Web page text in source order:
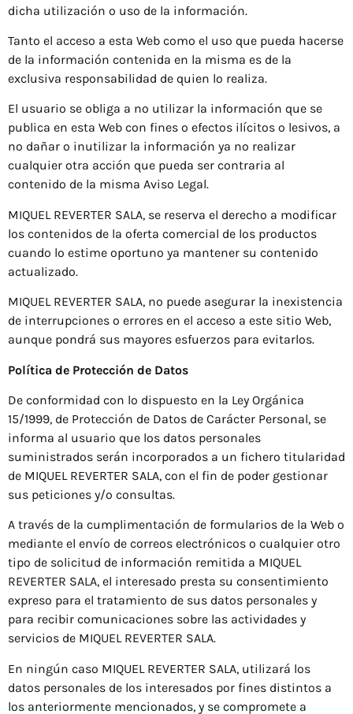
dicha utilización o uso de la información.
Tanto el acceso a esta Web como el uso que pueda hacerse
de la información contenida en la misma es de la
exclusiva responsabilidad de quien lo realiza.
El usuario se obliga a no utilizar la información que se
publica en esta Web con fines o efectos ilícitos o lesivos, a
no dañar o inutilizar la información ya no realizar
cualquier otra acción que pueda ser contraria al
contenido de la misma Aviso Legal.
MIQUEL REVERTER SALA, se reserva el derecho a modificar
los contenidos de la oferta comercial de los productos
cuando lo estime oportuno ya mantener su contenido
actualizado.
MIQUEL REVERTER SALA, no puede asegurar la inexistencia
de interrupciones o errores en el acceso a este sitio Web,
aunque pondrá sus mayores esfuerzos para evitarlos.
Política de Protección de Datos
De conformidad con lo dispuesto en la Ley Orgánica
15/1999, de Protección de Datos de Carácter Personal, se
informa al usuario que los datos personales
suministrados serán incorporados a un fichero titularidad
de MIQUEL REVERTER SALA, con el fin de poder gestionar
sus peticiones y/o consultas.
A través de la cumplimentación de formularios de la Web o
mediante el envío de correos electrónicos o cualquier otro
tipo de solicitud de información remitida a MIQUEL
REVERTER SALA, el interesado presta su consentimiento
expreso para el tratamiento de sus datos personales y
para recibir comunicaciones sobre las actividades y
servicios de MIQUEL REVERTER SALA.
En ningún caso MIQUEL REVERTER SALA, utilizará los
datos personales de los interesados ​​por fines distintos a
los anteriormente mencionados, y se compromete a